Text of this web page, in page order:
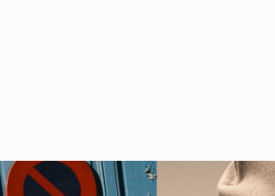
NEWS
HAGEBA BOYS 2026